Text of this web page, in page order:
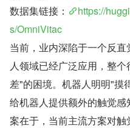
数据集链接：
https://
s/OmniVitac
当前，业内深陷于一个反
人领域已经广泛应用，整
差"的困境。机器人明明"摸
给机器人提供额外的触觉
案在于，当前主流方案对触